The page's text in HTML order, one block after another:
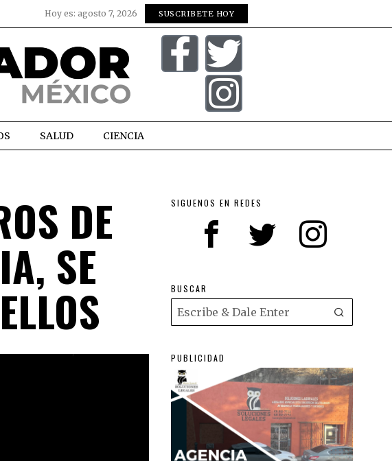
Hoy es: agosto 7, 2026 SUSCRIBETE HOY
SALUD CIENCIA
DE
SE
SIGUENOS EN REDES
BUSCAR
PUBLICIDAD